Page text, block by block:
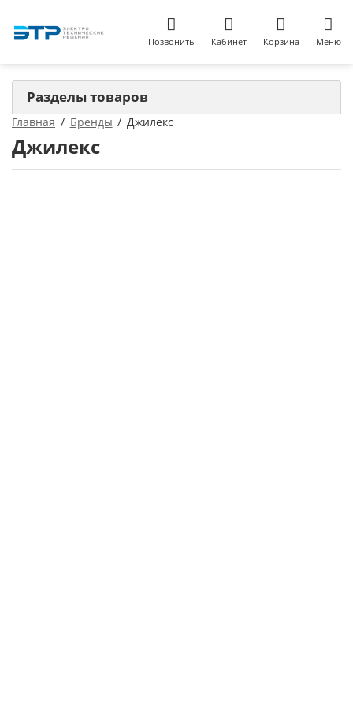
Позвонить Кабинет Корзина Меню
Главная Бренды Джилекс
Джилекс
Разделы товаров